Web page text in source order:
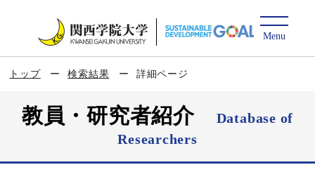
トップ 検索結果 詳細ページ
教員・研究者紹介
Database of
Researchers